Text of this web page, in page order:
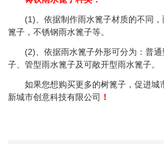
(1)、依据制作雨水篦子材质的不同，
篦子，不锈钢雨水篦子等。
(2)、依据雨水篦子外形可分为：普通
子、管型雨水篦子及可敞开型雨水篦子。
如果您想购买更多的树篦子，促进城
新城市创意科技有限公司 ！